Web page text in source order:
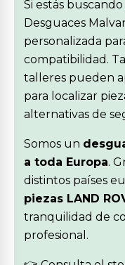
Si estás buscando
Desguaces
personalizada
compatibilidad.
talleres pueden
para localizar
alternativas de
Somos un
a toda Europa.
distintos países
piezas LAND
tranquilidad de
profesional.